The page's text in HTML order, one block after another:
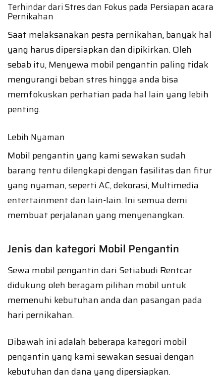
Terhindar dari Stres dan Fokus pada Persiapan acara
Pernikahan
Saat melaksanakan pesta pernikahan, banyak hal
yang harus dipersiapkan dan dipikirkan. Oleh
sebab itu, Menyewa mobil pengantin paling tidak
mengurangi beban stres hingga anda bisa
memfokuskan perhatian pada hal lain yang lebih
penting.
Lebih Nyaman
Mobil pengantin yang kami sewakan sudah
barang tentu dilengkapi dengan fasilitas dan fitur
yang nyaman, seperti AC, dekorasi, Multimedia
entertainment dan lain-lain. Ini semua demi
membuat perjalanan yang menyenangkan.
Jenis dan kategori Mobil Pengantin
Sewa mobil pengantin dari Setiabudi Rentcar
didukung oleh beragam pilihan mobil untuk
memenuhi kebutuhan anda dan pasangan pada
hari pernikahan.
Dibawah ini adalah beberapa kategori mobil
pengantin yang kami sewakan sesuai dengan
kebutuhan dan dana yang dipersiapkan.